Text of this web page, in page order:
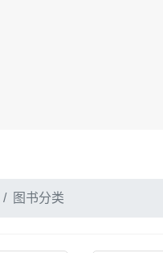
图书分类